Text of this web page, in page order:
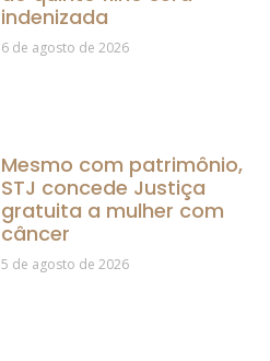
indenizada
6 de agosto de 2026
Mesmo com patrimônio,
STJ concede Justiça
gratuita a mulher com
câncer
5 de agosto de 2026